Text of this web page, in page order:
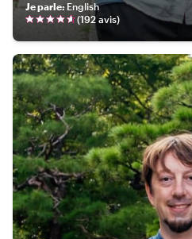
Je parle: English
(192 avis)